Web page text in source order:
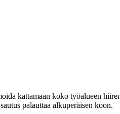
kattamaan koko työalueen
palauttaa alkuperäisen koon.